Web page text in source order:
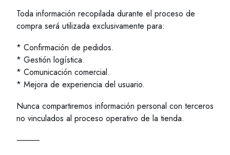
Toda información recopilada durante el proceso de
compra será utilizada exclusivamente para:
* Confirmación de pedidos.
* Gestión logística.
* Comunicación comercial.
* Mejora de experiencia del usuario.
Nunca compartiremos información personal con terceros
no vinculados al proceso operativo de la tienda.
⸻